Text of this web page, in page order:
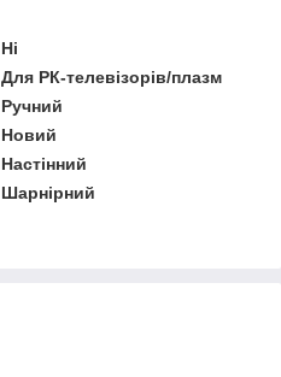
Ні
Для РК-телевізорів/плазм
Ручний
Новий
Настінний
Шарнірний